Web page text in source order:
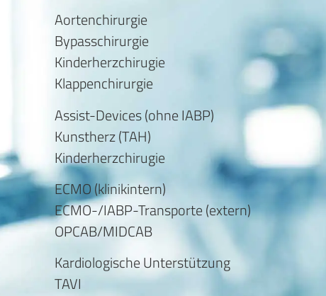
Aortenchirurgie
Bypasschirurgie
Kinderherzchirugie
Klappenchirurgie
Assist-Devices (ohne IABP)
Kunstherz (TAH)
Kinderherzchirugie
ECMO (klinikintern)
ECMO-/IABP-Transporte (extern)
OPCAB/MIDCAB
Kardiologische Unterstützung
TAVI